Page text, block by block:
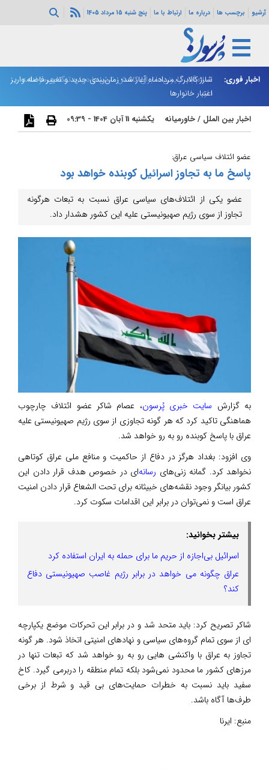
آرشیو برچسب ها درباره ما ارتباط با ما پنج شنبه 15 مرداد 1405
اخبار فوری:
اسلام‌آباد: رایزنی‌ها برای کاهش تنش‌ها درباره تنگه هرمز ادامه
دارد
شارژ کالابرگ مردادماه آغاز شد؛ زمان‌بندی جدید و تغییر فاصله واریز
اعتبار خانوارها
اخبار بین الملل /خاورمیانه یکشنبه 11 آبان 1404 - 09:39
عضو ائتلاف سیاسی عراق:
پاسخ ما به تجاوز اسرائیل کوبنده خواهد بود
عضو یکی از ائتلاف‌های سیاسی عراق نسبت به تبعات هرگونه
تجاوز از سوی رژیم صهیونیستی علیه این کشور هشدار داد.
به گزارش سایت خبری پُرسون، عصام شاکر عضو ائتلاف چارچوب
هماهنگی تاکید کرد که هر گونه تجاوزی از سوی رژیم صهیونیستی علیه
عراق با پاسخ کوبنده رو به رو خواهد شد.
وی افزود: بغداد هرگز در دفاع از حاکمیت و منافع ملی عراق کوتاهی
نخواهد کرد. گمانه زنی‌های رسانه‌ای در خصوص هدف قرار دادن این
کشور بیانگر وجود نقشه‌های خبیثانه برای تحت الشعاع قرار دادن امنیت
عراق است و نمی‌توان در برابر این اقدامات سکوت کرد.
بیشتر بخوانید:
اسرائیل بی‌اجازه از حریم ما برای حمله به ایران استفاده کرد
عراق چگونه می خواهد در برابر رژیم غاصب صهیونیستی دفاع
کند؟
شاکر تصریح کرد: باید متحد شد و در برابر این تحرکات موضع یکپارچه
ای از سوی تمام گروه‌های سیاسی و نهادهای امنیتی اتخاذ شود. هر گونه
تجاوز به عراق با واکنشی هایی رو به رو خواهد شد که تبعات تنها در
مرزهای کشور ما محدود نمی‌شود بلکه تمام منطقه را دربرمی گیرد. کاخ
سفید باید نسبت به خطرات حمایت‌های بی قید و شرط از برخی
طرف‌ها آگاه باشد.
منبع: ایرنا